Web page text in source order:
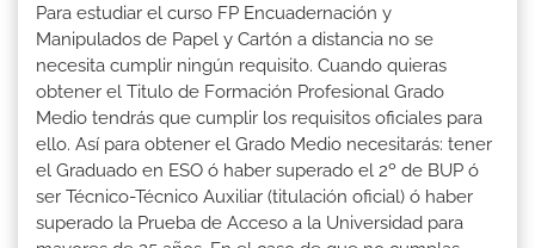
Para estudiar el curso FP Encuadernación y
Manipulados de Papel y Cartón a distancia no se
necesita cumplir ningún requisito. Cuando quieras
obtener el Titulo de Formación Profesional Grado
Medio tendrás que cumplir los requisitos oficiales para
ello. Así para obtener el Grado Medio necesitarás: tener
el Graduado en ESO ó haber superado el 2º de BUP ó
ser Técnico-Técnico Auxiliar (titulación oficial) ó haber
superado la Prueba de Acceso a la Universidad para